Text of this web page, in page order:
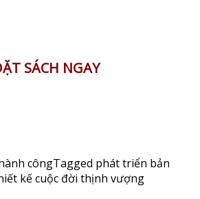
SÁCH NGAY
côngTagged phát triển bản
kế cuộc đời thịnh vượng